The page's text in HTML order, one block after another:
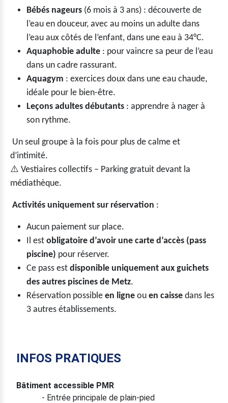
Bébés nageurs (6 mois à 3 ans) : découverte de
l’eau en douceur, avec au moins un adulte dans
l’eau aux côtés de l’enfant, dans une eau à 34°C.
Aquaphobie adulte : pour vaincre sa peur de l’eau
dans un cadre rassurant.
Aquagym : exercices doux dans une eau chaude,
idéale pour le bien-être.
Leçons adultes débutants : apprendre à nager à
son rythme.
Un seul groupe à la fois pour plus de calme et
d’intimité.
⚠️ Vestiaires collectifs – Parking gratuit devant la
médiathèque.
Activités uniquement sur réservation :
Aucun paiement sur place.
Il est obligatoire d’avoir une carte d’accès (pass
piscine) pour réserver.
Ce pass est disponible uniquement aux guichets
des autres piscines de Metz.
Réservation possible en ligne ou en caisse dans les
3 autres établissements.
INFOS PRATIQUES
Bâtiment accessible PMR
- Entrée principale de plain-pied